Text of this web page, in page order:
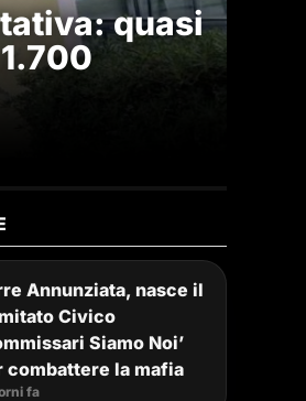
quasi
Annunziata, nasce il
Civico
Siamo Noi’
combattere la mafia
fa